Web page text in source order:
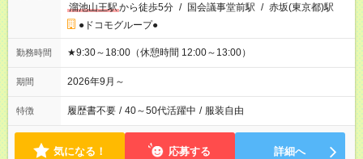
溜池山王駅から徒歩5分 / 国会議事堂前駅 / 赤坂(東京都)駅
●ドコモグループ●
勤務時間 ★9:30～18:00（休憩時間 12:00～13:00）
期間 2026年9月～
特徴 履歴書不要 / 40～50代活躍中 / 服装自由
気になる！ 応募する 詳細へ